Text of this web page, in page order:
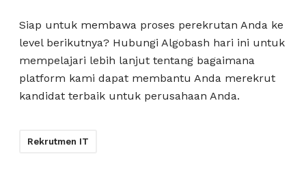
Siap untuk membawa proses perekrutan Anda ke
level berikutnya? Hubungi Algobash hari ini untuk
mempelajari lebih lanjut tentang bagaimana
platform kami dapat membantu Anda merekrut
kandidat terbaik untuk perusahaan Anda.
Rekrutmen IT